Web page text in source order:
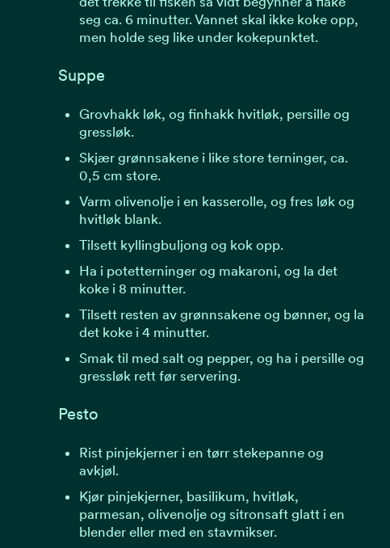
seg ca. 6 minutter. Vannet skal ikke koke opp,
men holde seg like under kokepunktet.
Suppe
Grovhakk løk, og finhakk hvitløk, persille og
gressløk.
Skjær grønnsakene i like store terninger, ca.
0,5 cm store.
Varm olivenolje i en kasserolle, og fres løk og
hvitløk blank.
Tilsett kyllingbuljong og kok opp.
Ha i potetterninger og makaroni, og la det
koke i 8 minutter.
Tilsett resten av grønnsakene og bønner, og la
det koke i 4 minutter.
Smak til med salt og pepper, og ha i persille og
gressløk rett før servering.
Pesto
Rist pinjekjerner i en tørr stekepanne og
avkjøl.
Kjør pinjekjerner, basilikum, hvitløk,
parmesan, olivenolje og sitronsaft glatt i en
blender eller med en stavmikser.